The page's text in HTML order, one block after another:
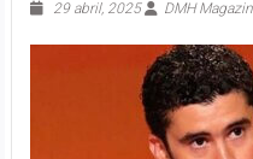
29 abril, 2025 DMH